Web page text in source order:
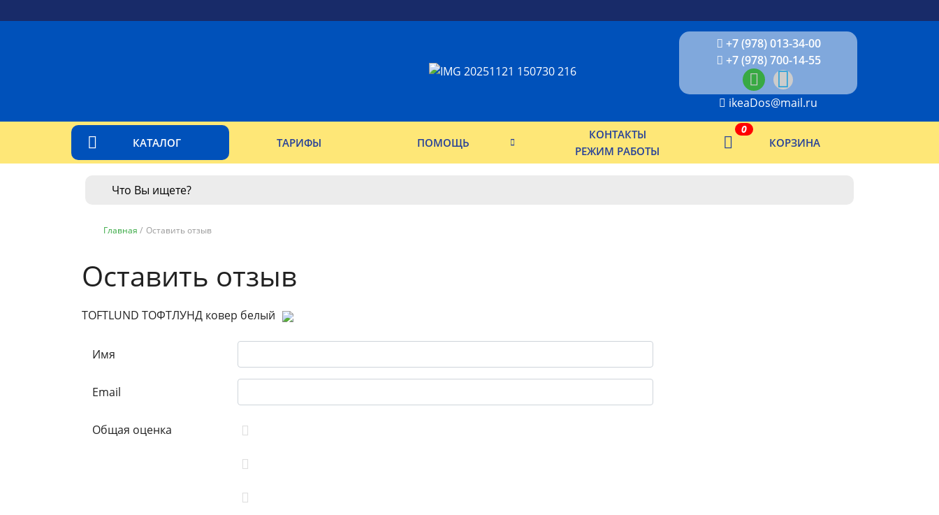
+7 (978) 013-34-00
+7 (978) 700-14-55
ikeaDos@mail.ru
КАТАЛОГ ТАРИФЫ ПОМОЩЬ
КОНТАКТЫ
РЕЖИМ РАБОТЫ
КОРЗИНА
0
Главная / Оставить отзыв
Оставить отзыв
TOFTLUND ТОФТЛУНД ковер белый
Имя
Email
Общая оценка